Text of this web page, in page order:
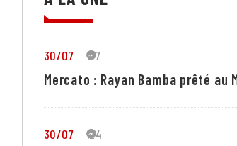
30/07 27
Mercato : Rayan Bamba prêté au
30/07 24